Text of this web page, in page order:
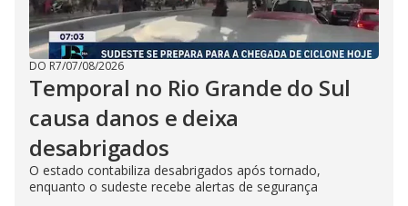
DO R7/07/08/2026
Temporal no Rio Grande do Sul
causa danos e deixa
desabrigados
O estado contabiliza desabrigados após tornado,
enquanto o sudeste recebe alertas de segurança